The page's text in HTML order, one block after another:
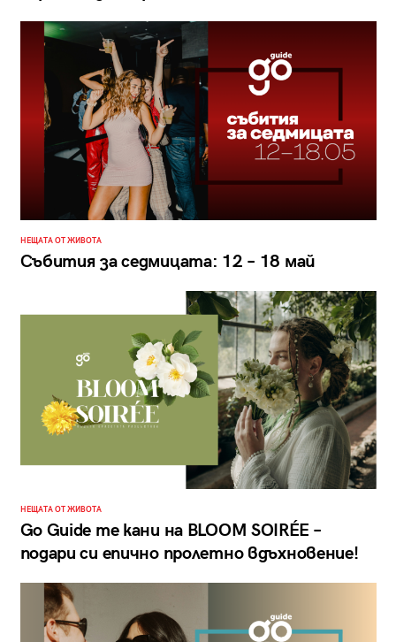
НЕЩАТА ОТ ЖИВОТА
Събития за седмицата: 12 – 18 май
НЕЩАТА ОТ ЖИВОТА
Go Guide те кани на BLOOM SOIRÉE –
подари си епично пролетно вдъхновение!